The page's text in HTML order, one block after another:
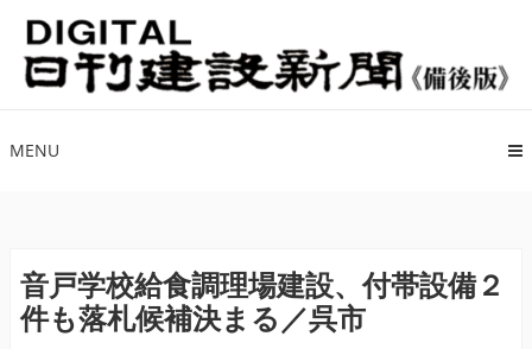
ナ
ビ
ゲ
シ
ス
キ
ッ
コ
ン
テ
ツ
ッ
プ
MENU
音戸学校給食調理場建設、付帯設備２
件も落札候補決まる／呉市